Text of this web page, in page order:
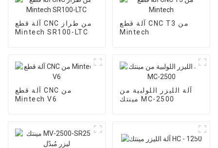
آلة قطع CNC من طراز
Mintech SR100-LTC
آلة قطع CNC T3 من
Mintech
آلة قطع CNC من
Mintech V6
آلة الليزر اللولبية من
مينتك MC-2500